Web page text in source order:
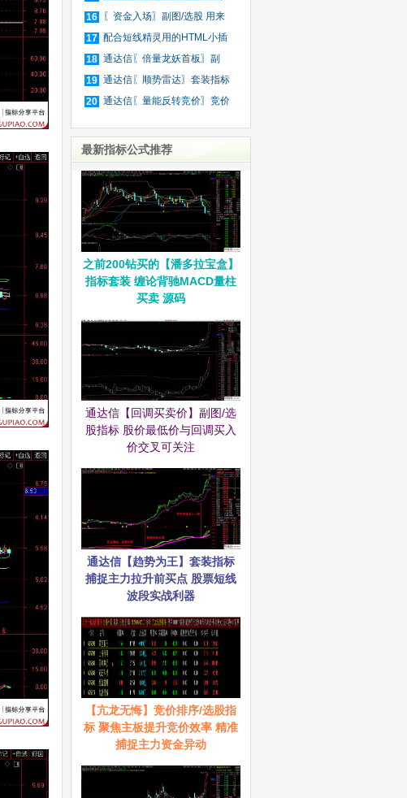
股
16
〖资金入场〗副图/选股 用来
抓
17 配合短线精灵用的HTML小插
件
18 通达信〖倍量龙妖首板〗副
图/
19 通达信〖顺势雷达〗套装指标
20 通达信〖量能反转竞价〗竞价
最新指标公式推荐
之前200钻买的【潘多拉宝盒】
指标套装 缠论背驰MACD量柱
买卖 源码
通达信【回调买卖价】副图/选
股指标 股价最低价与回调买入
价交叉可关注
通达信【趋势为王】套装指标
捕捉主力拉升前买点 股票短线
波段实战利器
【亢龙无悔】竞价排序/选股指
标 聚焦主板提升竞价效率 精准
捕捉主力资金异动